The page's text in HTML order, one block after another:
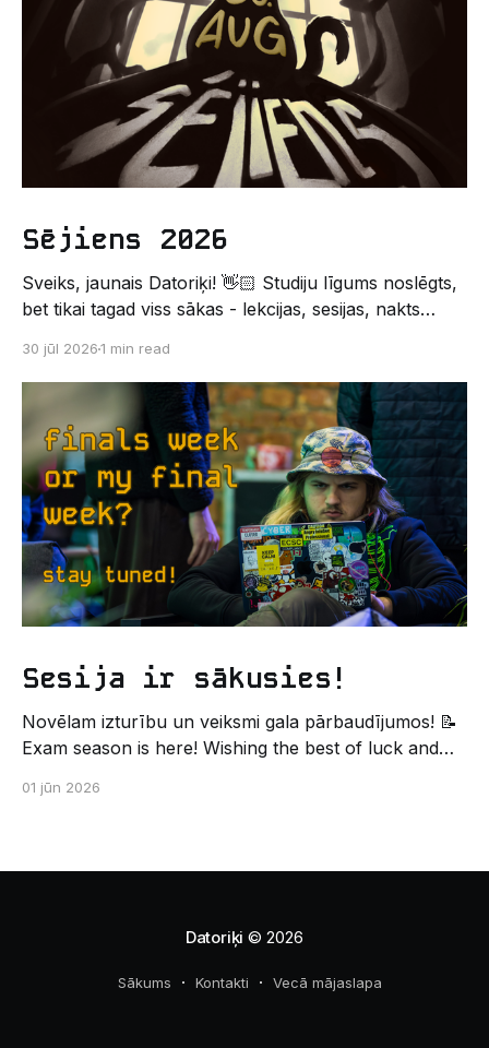
Sējiens 2026
Sveiks, jaunais Datoriķi! 👋🏻 Studiju līgums noslēgts,
bet tikai tagad viss sākas - lekcijas, sesijas, nakts
Un kas gan būtu labāks veids, kā iepazīt savu jauno
dzīvi LU EZTF datoriķu vidē, par došanos uz
leģendāro “Sējienu”? 🐱 Šī pirmsaristoteļa nometne
palīdzēs tev iegūt pirmos draugus, ieskatu studenta
30 jūl 20261 min read
Sesija ir sākusies!
Novēlam izturību un veiksmi gala pārbaudījumos! 📝
Exam season is here! Wishing the best of luck and
pašpārvaldes komunikācijas virziens
01 jūn 2026
Datoriķi © 2026
Sākums Kontakti Vecā mājaslapa